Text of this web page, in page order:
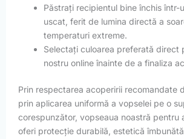
Păstrați recipientul bine închis într-
uscat, ferit de lumina directă a
temperaturi extreme.
Selectați culoarea preferată direct
nostru online înainte de a finaliza
Prin respectarea acoperirii recomandate
prin aplicarea uniformă a vopselei pe o
corespunzător, vopseaua noastră pentru
oferi protecție durabilă, estetică